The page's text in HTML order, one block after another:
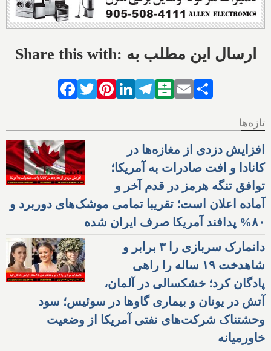
Share this with: ارسال این مطلب به
Facebook
TwitterPinterestLinkedIn
Telegram
Balatarin
Email
تازه‌ها
افزایش دزدی از مغازه‌ها در
کانادا و افت صادرات به آمریکا؛
توافق تنگه هرمز در قدم آخر و
آماده اعلان است؛ تقریبا تمامی موشک‌های دوربرد و
۸۰% پدافند آمریکا صرف ایران شده
دانمارک سربازی را ۳ برابر و
شاهدخت ۱۹ ساله را راهی
پادگان کرد؛ خشکسالی در آلمان،
آتش در یونان و بیماری گاوها در سوئیس؛ سود
وحشتناک شرکت‌های نفتی آمریکا از وضعیت
خاورمیانه